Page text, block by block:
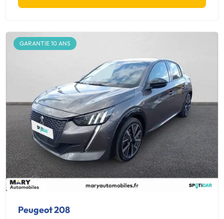
GARANTIE 10 ANS
Peugeot 208